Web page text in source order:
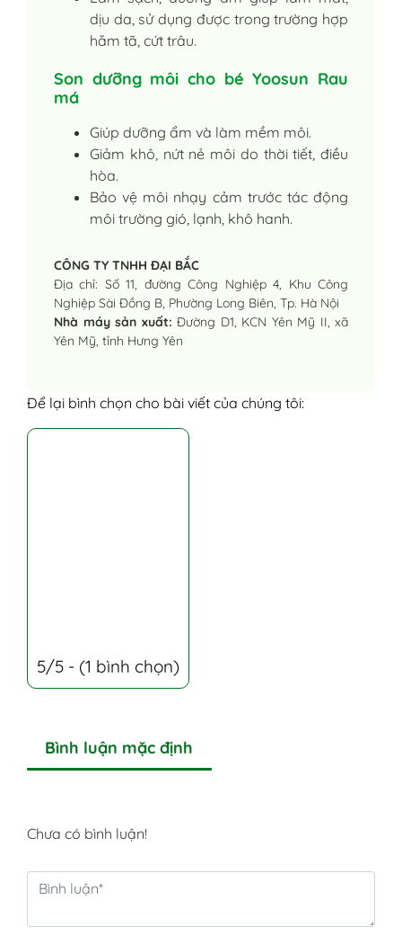
dịu da, sử dụng được trong trường hợp
hăm tã, cứt trâu.
Son dưỡng môi cho bé Yoosun Rau
má
Giúp dưỡng ẩm và làm mềm môi.
Giảm khô, nứt nẻ môi do thời tiết, điều
hòa.
Bảo vệ môi nhạy cảm trước tác động
môi trường gió, lạnh, khô hanh.
CÔNG TY TNHH ĐẠI BẮC
Địa chỉ: Số 11, đường Công Nghiệp 4, Khu Công
Nghiệp Sài Đồng B, Phường Long Biên, Tp. Hà Nội
Nhà máy sản xuất: Đường D1, KCN Yên Mỹ II, xã
Yên Mỹ, tỉnh Hưng Yên
Để lại bình chọn cho bài viết của chúng tôi:
5/5 - (1 bình chọn)
Bình luận mặc định
Chưa có bình luận!